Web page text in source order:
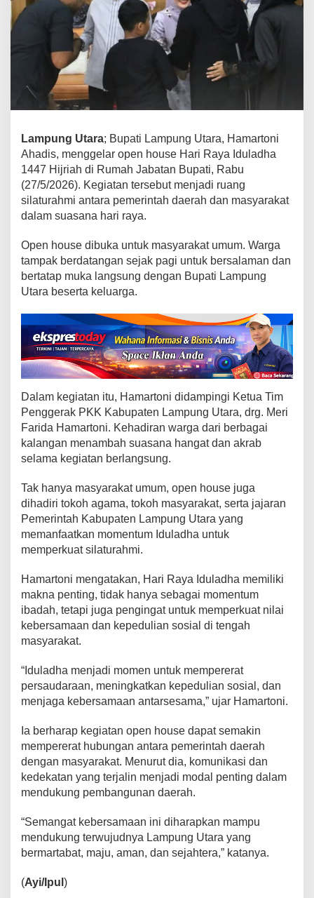
a
r
O
e
n
H
o
u
e
I
d
A
d
h
a
,
e
r
e
r
a
S
l
a
t
u
a
h
m
i
n
n
a
r
g
a
Lampung Utara; Bupati Lampung Utara, Hamartoni
Ahadis, menggelar open house Hari Raya Iduladha
1447 Hijriah di Rumah Jabatan Bupati, Rabu
(27/5/2026). Kegiatan tersebut menjadi ruang
silaturahmi antara pemerintah daerah dan masyarakat
dalam suasana hari raya.
Open house dibuka untuk masyarakat umum. Warga
tampak berdatangan sejak pagi untuk bersalaman dan
bertatap muka langsung dengan Bupati Lampung
Utara beserta keluarga.
Dalam kegiatan itu, Hamartoni didampingi Ketua Tim
Penggerak PKK Kabupaten Lampung Utara, drg. Meri
Farida Hamartoni. Kehadiran warga dari berbagai
kalangan menambah suasana hangat dan akrab
selama kegiatan berlangsung.
Tak hanya masyarakat umum, open house juga
dihadiri tokoh agama, tokoh masyarakat, serta jajaran
Pemerintah Kabupaten Lampung Utara yang
memanfaatkan momentum Iduladha untuk
memperkuat silaturahmi.
Hamartoni mengatakan, Hari Raya Iduladha memiliki
makna penting, tidak hanya sebagai momentum
ibadah, tetapi juga pengingat untuk memperkuat nilai
kebersamaan dan kepedulian sosial di tengah
masyarakat.
“Iduladha menjadi momen untuk mempererat
persaudaraan, meningkatkan kepedulian sosial, dan
menjaga kebersamaan antarsesama,” ujar Hamartoni.
Ia berharap kegiatan open house dapat semakin
mempererat hubungan antara pemerintah daerah
dengan masyarakat. Menurut dia, komunikasi dan
kedekatan yang terjalin menjadi modal penting dalam
mendukung pembangunan daerah.
“Semangat kebersamaan ini diharapkan mampu
mendukung terwujudnya Lampung Utara yang
bermartabat, maju, aman, dan sejahtera,” katanya.
(Ayi/Ipul )